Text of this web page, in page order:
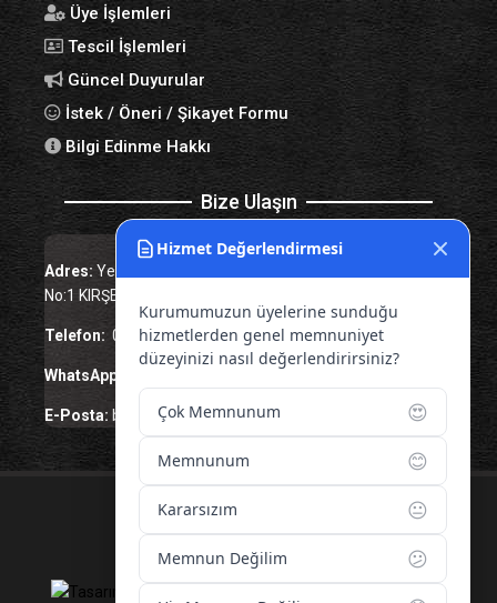
Üye İşlemleri
Tescil İşlemleri
Güncel Duyurular
İstek / Öneri / Şikayet Formu
Bilgi Edinme Hakkı
Bize Ulaşın
Adres: Yenice Mah. Atatürk Cad. Tüccarlar İşhanı Kat:1
No:1 KIRŞEHİR / TÜRKİYE
Telefon: 0 386 213 11 86
WhatsApp:
E-Posta: bilgi@kirsehirtso.org.tr
© 2026 – Tüm Hakları Saklıdır.
Hizmet Değerlendirmesi
Kurumumuzun üyelerine sunduğu
hizmetlerden genel memnuniyet
düzeyinizi nasıl değerlendirirsiniz?
Çok Memnunum 😍
Memnunum 😊
Kararsızım 😐
Memnun Değilim 😕